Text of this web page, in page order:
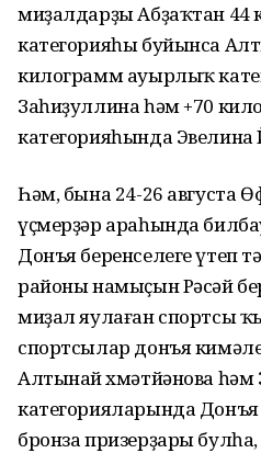
миҙалдарҙы Абҙаҡтан
категорияһы буйынса
килограмм ауырлыҡ
Заһиҙуллина һәм +70
категорияһында
Һәм, бына 24-26 августа
үҫмерҙәр араһында
Донъя беренселеге үтеп
районы намыҫын Рәсәй
миҙал яулаған спортсы
спортсылар донъя
Алтынай Әхмәтйәнова
категорияларында Донъя
бронза призерҙары